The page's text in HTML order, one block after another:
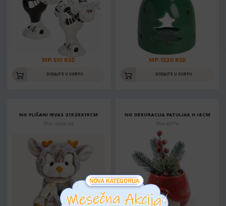
MP: 510 RSD
DODAJTE U KORPU
MP: 1220 RSD
DODAJTE U KORPU
NG PLIŠANI IRVAS 21X25X19CM
Šifra: 10033154
NG DEKORACIJA PATULJAK H.18CM
Šifra: 40774